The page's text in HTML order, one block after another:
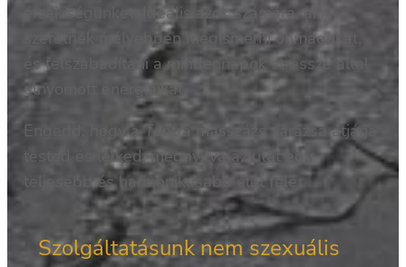
érzékiségünket. Ideális azok számára, akik
szeretnék mélyebben megismerni önmagukat,
és felszabadítani a mindennapok stressze által
elnyomott energiáikat.
Engedd, hogy a Tantra masszázs varázsa átjárja
tested és lelked, megnyitva az utat egy
teljesebb és harmonikusabb élet felé.
Szolgáltatásunk nem szexuális